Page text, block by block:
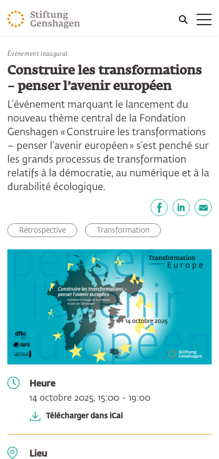
REVENIR AU CONTENU PRINCIPAL
REVENIR À LA RECHERCHE
Événement inaugural
Construire les transformations
– penser l’avenir européen
L’événement marquant le lancement du
nouveau thème central de la Fondation
Genshagen « Construire les transformations
– penser l’avenir européen » s’est penché sur
les grands processus de transformation
relatifs à la démocratie, au numérique et à la
durabilité écologique.
Rétrospective Transformation
Heure
14 octobre 2025, 15:00 - 19:00
Télécharger dans iCal
Lieu